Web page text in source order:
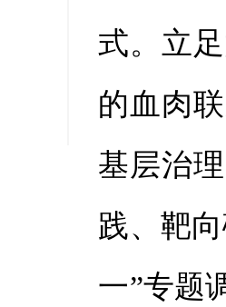
式。立
的血肉
基层治
践、靶
一”专题